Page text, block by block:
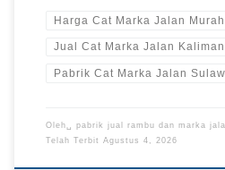
Harga Cat Marka Jalan
Jual Cat Marka Jalan
Pabrik Cat Marka Jalan
Oleh␣ pabrik jual rambu dan marka
Telah Terbit Agustus 4, 2026